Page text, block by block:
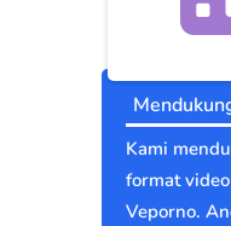
Kami
format
Veporno.